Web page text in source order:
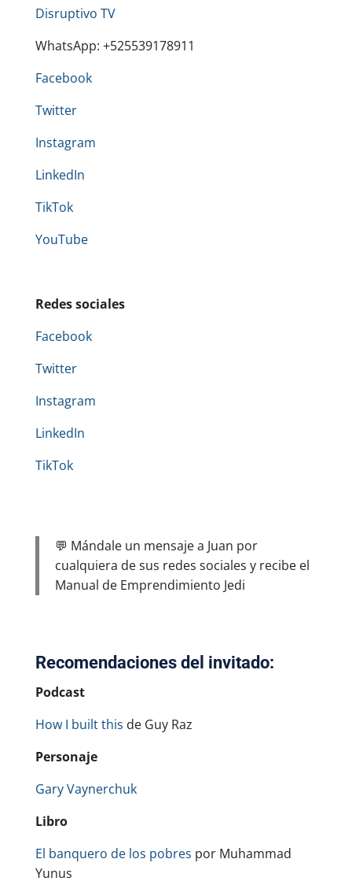
Disruptivo TV
WhatsApp: +525539178911
Facebook
Twitter
Instagram
LinkedIn
TikTok
YouTube
Redes sociales
Facebook
Twitter
Instagram
LinkedIn
TikTok
💬 Mándale un mensaje a Juan por
cualquiera de sus redes sociales y recibe el
Manual de Emprendimiento Jedi
Recomendaciones del invitado:
Podcast
How I built this de Guy Raz
Personaje
Gary Vaynerchuk
Libro
El banquero de los pobres por Muhammad
Yunus